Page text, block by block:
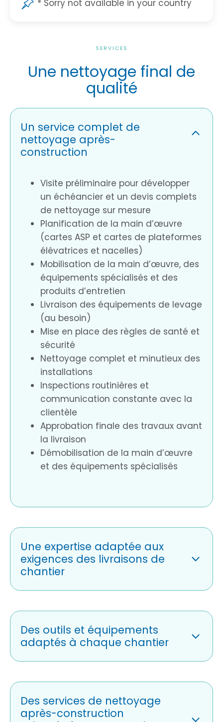
* Sorry not available in your country
SERVICES
Une nettoyage final de
qualité
Un service complet de
nettoyage après-
construction
Visite préliminaire pour développer
un échéancier et un devis complets
de nettoyage sur mesure
Planification de la main d’œuvre
(cartes ASP et cartes de plateformes
élévatrices et nacelles)
Mobilisation de la main d’œuvre, des
équipements spécialisés et des
produits d’entretien
Livraison des équipements de levage
(au besoin)
Mise en place des règles de santé et
sécurité
Nettoyage complet et minutieux des
installations
Inspections routinières et
communication constante avec la
clientèle
Approbation finale des travaux avant
la livraison
Démobilisation de la main d’œuvre
et des équipements spécialisés
Une expertise adaptée aux
exigences des livraisons de
chantier
Des outils et équipements
adaptés à chaque chantier
Des services de nettoyage
après-construction